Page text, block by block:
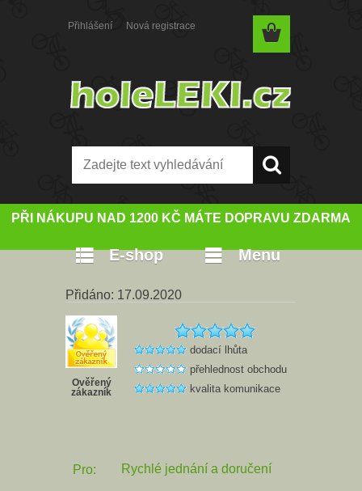
PŘI NÁKUPU NAD 1200 KČ MÁTE DOPRAVU ZDARMA
Přihlášení Nová registrace
E-shop Menu
Přidáno: 17.09.2020
Ověřený
zákazník
dodací lhůta
přehlednost obchodu
kvalita komunikace
Pro: Rychlé jednání a doručení